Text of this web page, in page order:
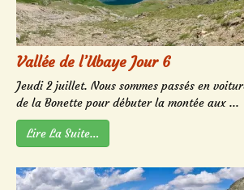
Vallée de l’Ubaye Jour 6
Jeudi 2 juillet. Nous sommes passés en
de la Bonette pour débuter la montée aux ...
Lire La Suite…